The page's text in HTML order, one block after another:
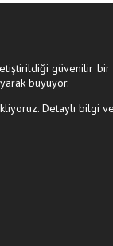
güvenilir bir
büyüyor.
Detaylı bilgi